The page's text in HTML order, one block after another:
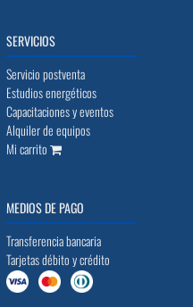
SERVICIOS
Servicio postventa
Estudios energéticos
Capacitaciones y eventos
Alquiler de equipos
Mi carrito
MEDIOS DE PAGO
Transferencia bancaria
Tarjetas débito y crédito